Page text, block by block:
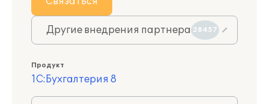
Другие внедрения партнера 28457
Продукт
1С:Бухгалтерия 8